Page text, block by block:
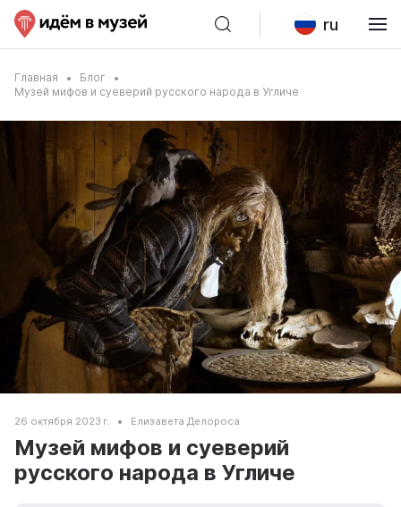
ru
Главная
Блог
Музей мифов и суеверий русского народа в Угличе
26 октября 2023 г. Елизавета Делороса
Музей мифов и суеверий
русского народа в Угличе